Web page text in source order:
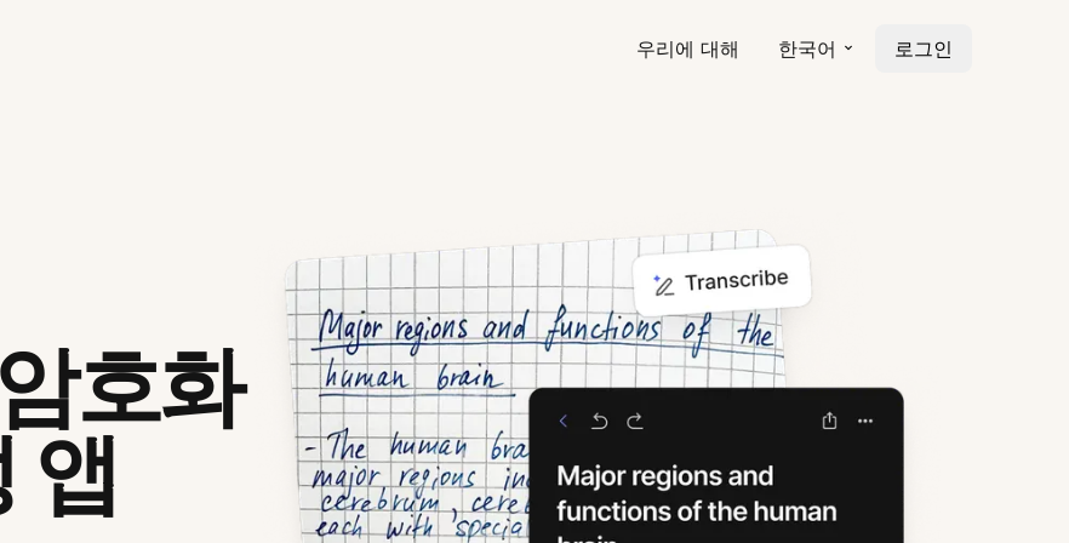
우리에 대해 한국어 로그인
호화
앱